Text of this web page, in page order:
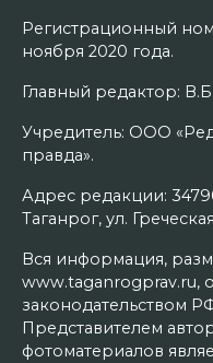
Регистрационный
ноября 2020 года.
Главный редактор:
Учредитель: ООО
правда».
Адрес редакции:
Таганрог, ул.
Вся информация,
www.taganrogprav.ru,
законодательством
Представителем
фотоматериалов